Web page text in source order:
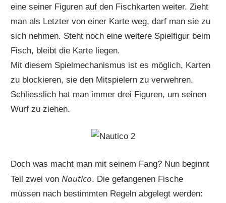
eine seiner Figuren auf den Fischkarten weiter. Zieht
man als Letzter von einer Karte weg, darf man sie zu
sich nehmen. Steht noch eine weitere Spielfigur beim
Fisch, bleibt die Karte liegen.
Mit diesem Spielmechanismus ist es möglich, Karten
zu blockieren, sie den Mitspielern zu verwehren.
Schliesslich hat man immer drei Figuren, um seinen
Wurf zu ziehen.
Doch was macht man mit seinem Fang? Nun beginnt
Teil zwei vonNautico. Die gefangenen Fische
müssen nach bestimmten Regeln abgelegt werden: